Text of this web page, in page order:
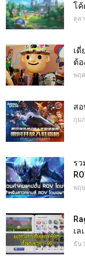
โค้
ตุล
เ
ต้
พฤ
สอ
กุม
รว
พฤ
เล
ธัน